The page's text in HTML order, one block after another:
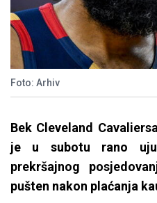
Foto: Arhiv
Bek Cleveland
je u subotu rano
prekršajnog
pušten nakon plaćanja